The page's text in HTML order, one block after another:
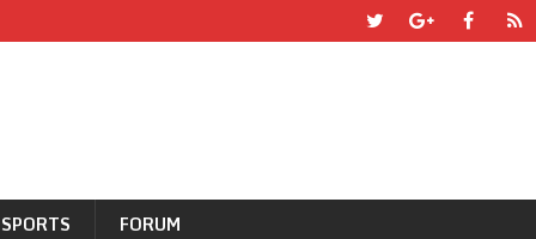
SPORTS FORUM